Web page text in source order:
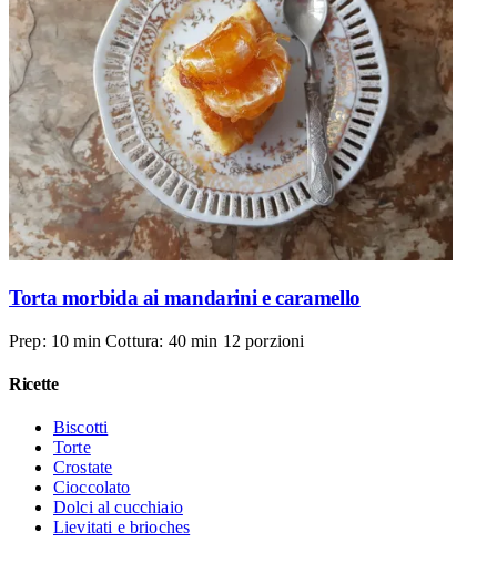
Torta morbida ai mandarini e caramello
Prep: 10 min Cottura: 40 min 12 porzioni
Ricette
Biscotti
Torte
Crostate
Cioccolato
Dolci al cucchiaio
Lievitati e brioches